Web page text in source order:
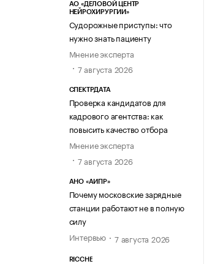
АО «ДЕЛОВОЙ ЦЕНТР
НЕЙРОХИРУРГИИ»
Судорожные приступы: что
нужно знать пациенту
Мнение эксперта
7 августа 2026
СПЕКТРДАТА
Проверка кандидатов для
кадрового агентства: как
повысить качество отбора
Мнение эксперта
7 августа 2026
АНО «АИПР»
Почему московские зарядные
станции работают не в полную
силу
Интервью
7 августа 2026
RICCHE